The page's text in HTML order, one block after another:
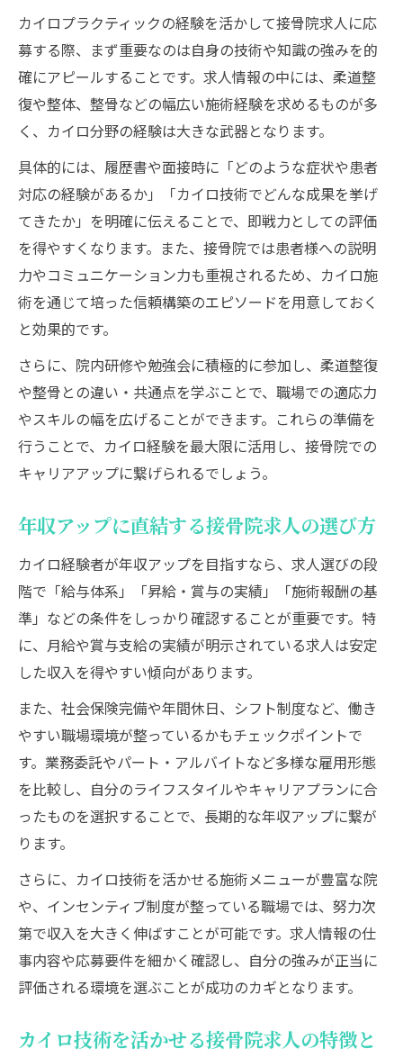
可能性
資格を活かせる接骨院求人の見極め方
接骨院求人で資格取得を目指すメリット
資格取得がもたらす接骨院求人での信頼性
カイロ経験と資格取得で築く理想のキャリ
経験豊かなカイロ技術を活かす働き方の魅力
接骨院求人で経験を活かす働き方の魅力と
は
カイロ技術を活かせる接骨院求人の働き方
実務経験が生きる接骨院求人の選び方
経験豊富な人材が求められる接骨院求人事
情
接骨院求人で叶えるスキルアップと自己成
長
年収アップを実現する接骨院求人の選び方
接骨院求人で見落とせない年収アップの条
件
カイロ経験者が狙うべき接骨院求人の特徴
高収入を目指す接骨院求人の探し方
接骨院求人選定で収入アップを成功させる
コツ
資格取得で信頼度を高める働き方とは
資格取得で接骨院求人における信頼性向上
接骨院求人で資格を活かす働き方の工夫
資格と経験が活きる接骨院求人の特徴
接骨院求人で信頼度を高めるポイント
カイロ施術の法的位置づけを知るメリット
接骨院求人で知るカイロ施術の法的位置づ
カイロの法的理解が接骨院求人に活きる理
カイロプラクティックの経験を活かして接骨院求人に応
募する際、まず重要なのは自身の技術や知識の強みを的
確にアピールすることです。求人情報の中には、柔道整
復や整体、整骨などの幅広い施術経験を求めるものが多
く、カイロ分野の経験は大きな武器となります。
具体的には、履歴書や面接時に「どのような症状や患者
対応の経験があるか」「カイロ技術でどんな成果を挙げ
てきたか」を明確に伝えることで、即戦力としての評価
を得やすくなります。また、接骨院では患者様への説明
力やコミュニケーション力も重視されるため、カイロ施
術を通じて培った信頼構築のエピソードを用意しておく
と効果的です。
さらに、院内研修や勉強会に積極的に参加し、柔道整復
や整骨との違い・共通点を学ぶことで、職場での適応力
やスキルの幅を広げることができます。これらの準備を
行うことで、カイロ経験を最大限に活用し、接骨院での
キャリアアップに繋げられるでしょう。
年収アップに直結する接骨院求人の選び方
カイロ経験者が年収アップを目指すなら、求人選びの段
階で「給与体系」「昇給・賞与の実績」「施術報酬の基
準」などの条件をしっかり確認することが重要です。特
に、月給や賞与支給の実績が明示されている求人は安定
した収入を得やすい傾向があります。
また、社会保険完備や年間休日、シフト制度など、働き
やすい職場環境が整っているかもチェックポイントで
す。業務委託やパート・アルバイトなど多様な雇用形態
を比較し、自分のライフスタイルやキャリアプランに合
ったものを選択することで、長期的な年収アップに繋が
ります。
さらに、カイロ技術を活かせる施術メニューが豊富な院
や、インセンティブ制度が整っている職場では、努力次
第で収入を大きく伸ばすことが可能です。求人情報の仕
事内容や応募要件を細かく確認し、自分の強みが正当に
評価される環境を選ぶことが成功のカギとなります。
カイロ技術を活かせる接骨院求人の特徴と